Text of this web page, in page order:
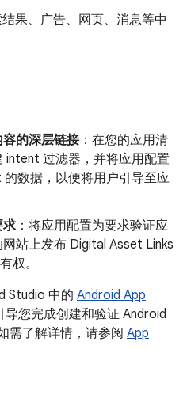
果、广告、网页、消息等中
的深层链接：在您的应用清
intent 过滤器，并将应用配置
数据，以便将用户引导至应
求 ：将应用配置为要求验证应
站上发布 Digital Asset Links
权。
Studio 中的 Android App
导您完成创建和验证 Android
需了解详情，请参阅 App